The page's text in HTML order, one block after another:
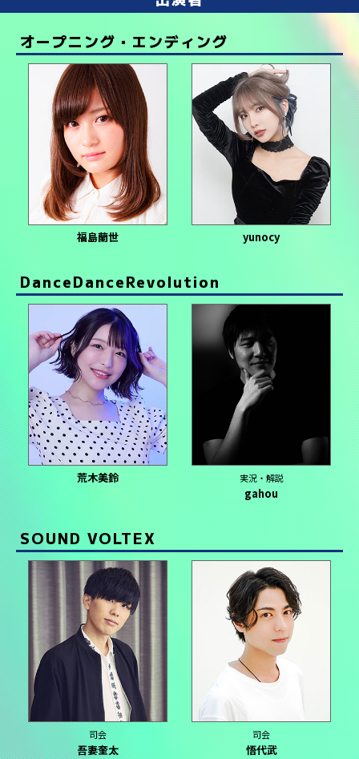
オープニング・エンディング
福島蘭世 yunocy
DanceDanceRevolution
荒木美鈴 実況・解説
gahou
SOUND VOLTEX
司会
吾妻奎太
司会
悟代武